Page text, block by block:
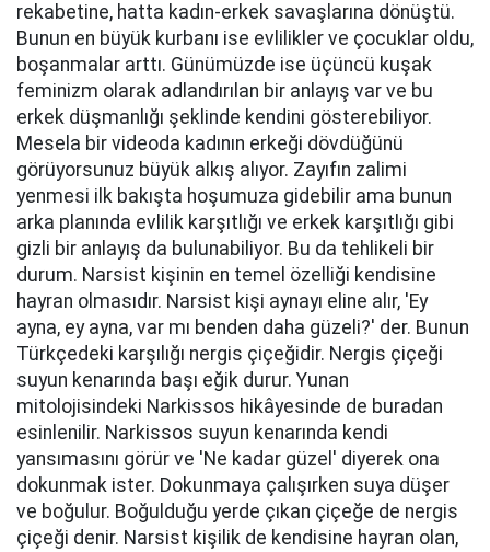
rekabetine, hatta kadın-erkek savaşlarına dönüştü.
Bunun en büyük kurbanı ise evlilikler ve çocuklar oldu,
boşanmalar arttı. Günümüzde ise üçüncü kuşak
feminizm olarak adlandırılan bir anlayış var ve bu
erkek düşmanlığı şeklinde kendini gösterebiliyor.
Mesela bir videoda kadının erkeği dövdüğünü
görüyorsunuz büyük alkış alıyor. Zayıfın zalimi
yenmesi ilk bakışta hoşumuza gidebilir ama bunun
arka planında evlilik karşıtlığı ve erkek karşıtlığı gibi
gizli bir anlayış da bulunabiliyor. Bu da tehlikeli bir
durum. Narsist kişinin en temel özelliği kendisine
hayran olmasıdır. Narsist kişi aynayı eline alır, 'Ey
ayna, ey ayna, var mı benden daha güzeli?' der. Bunun
Türkçedeki karşılığı nergis çiçeğidir. Nergis çiçeği
suyun kenarında başı eğik durur. Yunan
mitolojisindeki Narkissos hikâyesinde de buradan
esinlenilir. Narkissos suyun kenarında kendi
yansımasını görür ve 'Ne kadar güzel' diyerek ona
dokunmak ister. Dokunmaya çalışırken suya düşer
ve boğulur. Boğulduğu yerde çıkan çiçeğe de nergis
çiçeği denir. Narsist kişilik de kendisine hayran olan,